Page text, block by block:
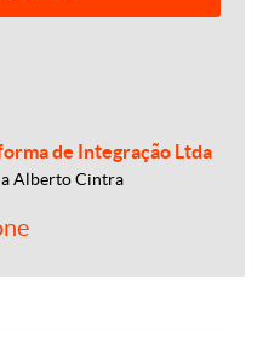
de Integração Ltda
Alberto Cintra